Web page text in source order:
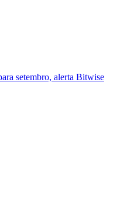
setembro, alerta Bitwise